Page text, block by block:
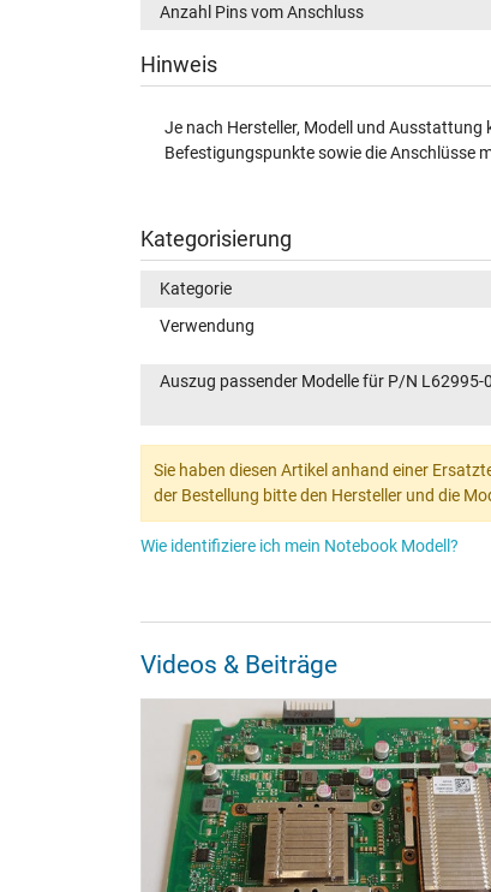
Anzahl Pins vom Anschluss
Hinweis
Je nach Hersteller, Modell und
Befestigungspunkte sowie die Anschlüsse
Kategorisierung
Kategorie
Verwendung
Auszug passender Modelle für P/N L62995-
Sie haben diesen Artikel anhand einer
der Bestellung bitte den Hersteller und die
Wie identifiziere ich mein Notebook Modell?
Videos & Beiträge